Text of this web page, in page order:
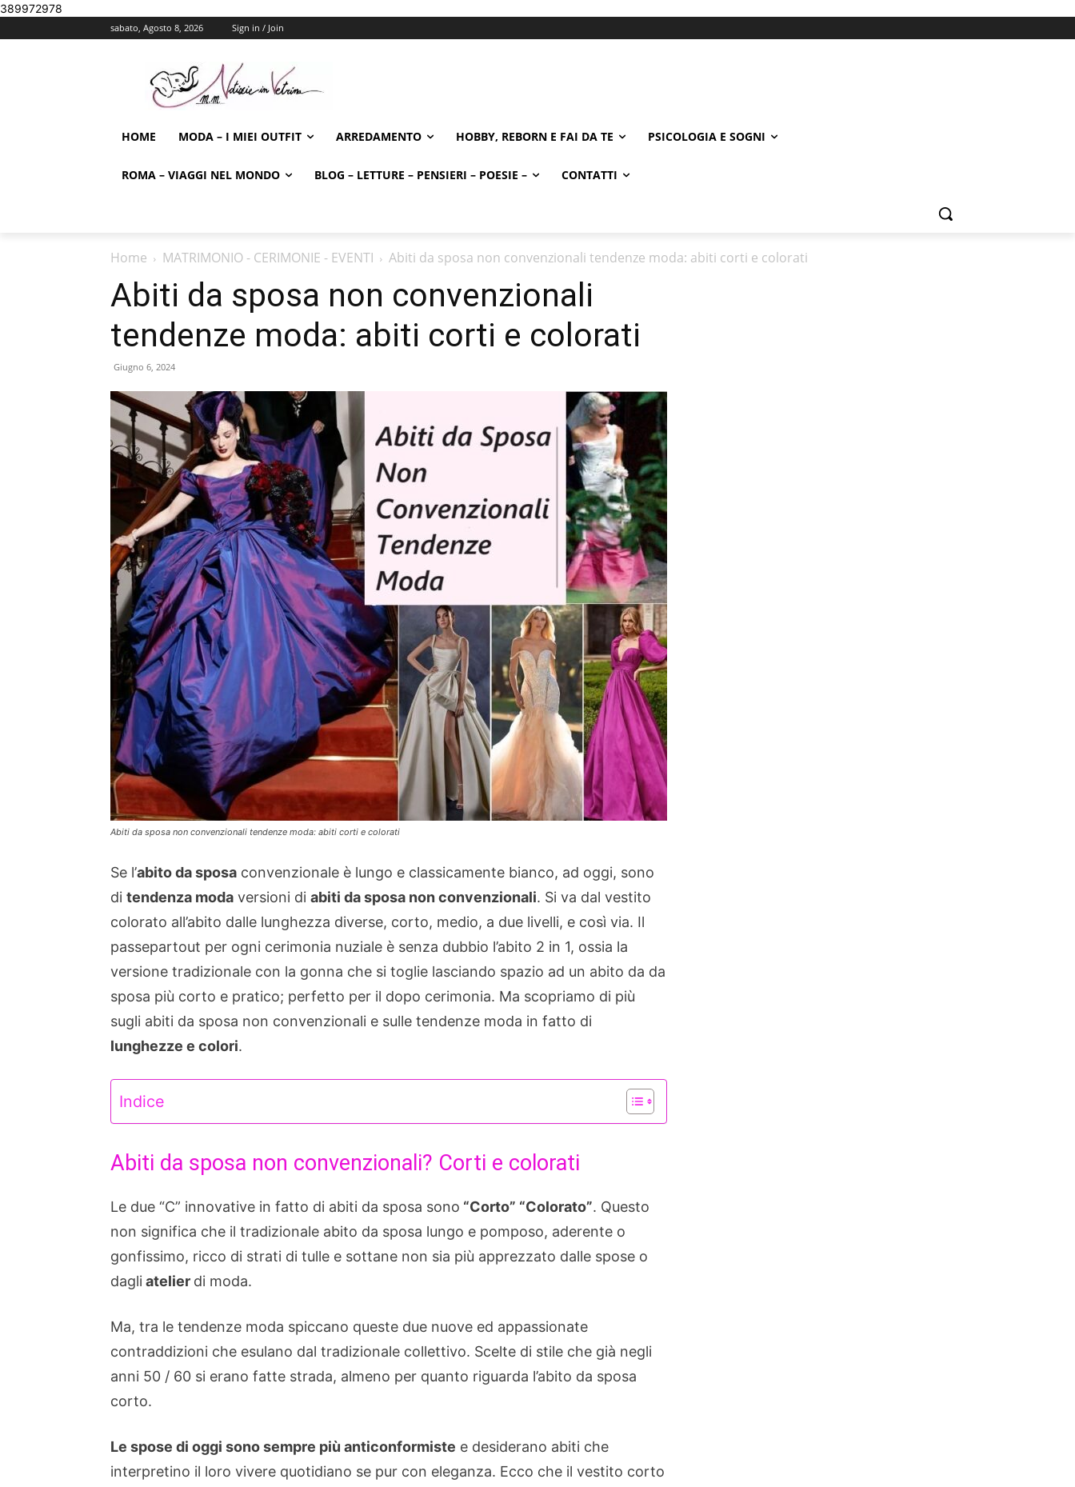
389972978
sabato, Agosto 8, 2026 Sign in / Join
HOME MODA – I MIEI OUTFIT ARREDAMENTO HOBBY, REBORN E FAI DA TE PSICOLOGIA E SOGNI
ROMA – VIAGGI NEL MONDO BLOG – LETTURE – PENSIERI – POESIE – CONTATTI
Home MATRIMONIO - CERIMONIE - EVENTI Abiti da sposa non convenzionali tendenze moda: abiti corti e colorati
Abiti da sposa non convenzionali
tendenze moda: abiti corti e colorati
Giugno 6, 2024
Abiti da sposa non convenzionali tendenze moda: abiti corti e colorati
Se l’abito da sposa convenzionale è lungo e classicamente bianco, ad oggi, sono
di tendenza moda versioni di abiti da sposa non convenzionali. Si va dal vestito
colorato all’abito dalle lunghezza diverse, corto, medio, a due livelli, e così via. Il
passepartout per ogni cerimonia nuziale è senza dubbio l’abito 2 in 1, ossia la
versione tradizionale con la gonna che si toglie lasciando spazio ad un abito da da
sposa più corto e pratico; perfetto per il dopo cerimonia. Ma scopriamo di più
sugli abiti da sposa non convenzionali e sulle tendenze moda in fatto di
lunghezze e colori.
Indice
Abiti da sposa non convenzionali? Corti e colorati
Le due “C” innovative in fatto di abiti da sposa sono “Corto” “Colorato”. Questo
non significa che il tradizionale abito da sposa lungo e pomposo, aderente o
gonfissimo, ricco di strati di tulle e sottane non sia più apprezzato dalle spose o
dagli atelier di moda.
Ma, tra le tendenze moda spiccano queste due nuove ed appassionate
contraddizioni che esulano dal tradizionale collettivo. Scelte di stile che già negli
anni 50 / 60 si erano fatte strada, almeno per quanto riguarda l’abito da sposa
corto.
Le spose di oggi sono sempre più anticonformiste e desiderano abiti che
interpretino il loro vivere quotidiano se pur con eleganza. Ecco che il vestito corto